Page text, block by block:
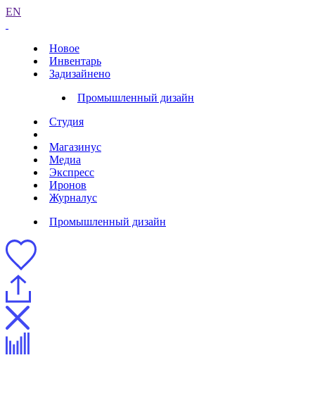
EN
Новое
Инвентарь
Задизайнено
Промышленный дизайн
Студия
Магазинус
Медиа
Экспресс
Иронов
Журналус
Промышленный дизайн